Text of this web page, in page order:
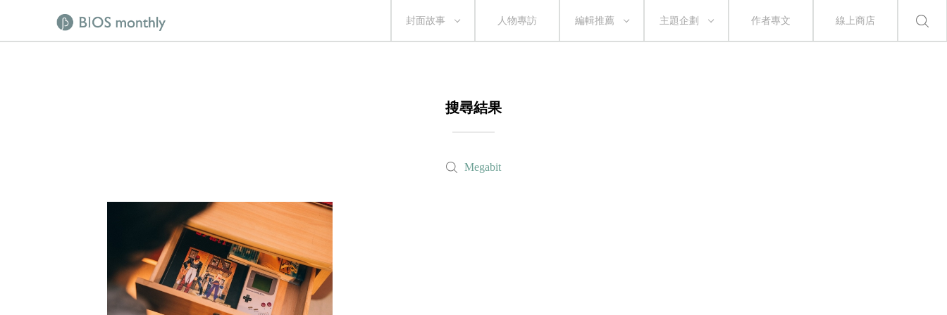
封面故事 人物專訪 編輯推薦 主題企劃 作者專文 線上商店
搜尋結果
Megabit